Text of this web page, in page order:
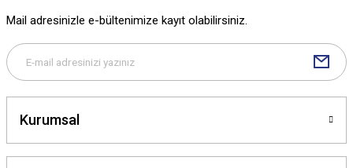
Bu ürüne benzer farklı alternatifler olmalı.
Mail adresinizle e-bültenimize kayıt olabilirsiniz.
Kurumsal